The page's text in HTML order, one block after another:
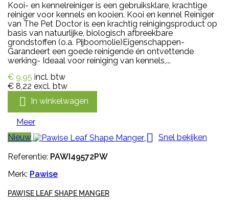
Kooi- en kennelreiniger is een gebruiksklare, krachtige
reiniger voor kennels en kooien. Kooi en kennel Reiniger
van The Pet Doctor is een krachtig reinigingsproduct op
basis van natuurlijke, biologisch afbreekbare
grondstoffen (o.a. Pijboomolie)Eigenschappen-
Garandeert een goede reinigende én ontvettende
werking- Ideaal voor reiniging van kennels,...
€ 9,95 incl. btw
€ 8,22 excl. btw
 In winkelwagen
Meer
Nieuw

Snel bekijken
Referentie: PAWI49572PW
Merk: Pawise
PAWISE LEAF SHAPE MANGER